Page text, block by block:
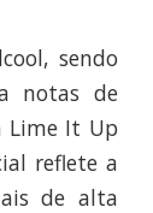
sendo
notas de
Lime It Up
reflete a
de alta